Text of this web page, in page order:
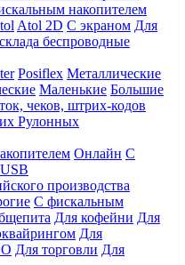
накопителем
Atol 2D С экраном Для
беспроводные
Posiflex Металлические
Маленькие Большие
чеков, штрих-кодов
Рулонных
Онлайн С
производства
С фискальным
Для кофейни Для
Для
Для торговли Для